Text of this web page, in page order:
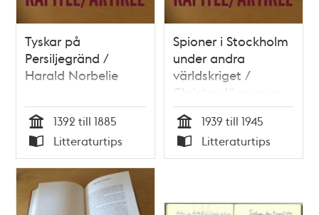
Tyskar på
Persiljegränd /
Harald Norbelie
Tid
1392 till 1885
Typ
Litteraturtips
Spioner i Stockholm
under andra
världskriget /
Christer Jörgensen
Tid
1939 till 1945
Typ
Litteraturtips